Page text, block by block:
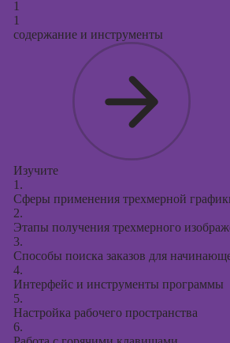
1
1
содержание и инструменты
Изучите
1.
Сферы применения трехмерной
2.
Этапы получения трехмерного
3.
Способы поиска заказов для
4.
Интерфейс и инструменты программы
5.
Настройка рабочего пространства
6.